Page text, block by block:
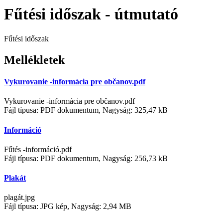
Fűtési időszak - útmutató
Fűtési időszak
Mellékletek
Vykurovanie -informácia pre občanov.pdf
Vykurovanie -informácia pre občanov.pdf
Fájl típusa: PDF dokumentum, Nagyság: 325,47 kB
Információ
Fűtés -információ.pdf
Fájl típusa: PDF dokumentum, Nagyság: 256,73 kB
Plakát
plagát.jpg
Fájl típusa: JPG kép, Nagyság: 2,94 MB